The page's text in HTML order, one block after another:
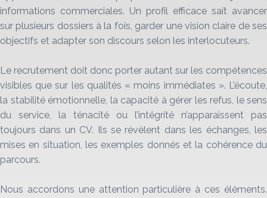
informations commerciales. Un profil efficace sait avancer
sur plusieurs dossiers à la fois, garder une vision claire de ses
objectifs et adapter son discours selon les interlocuteurs.
Le recrutement doit donc porter autant sur les compétences
visibles que sur les qualités « moins immédiates ». L’écoute,
la stabilité émotionnelle, la capacité à gérer les refus, le sens
du service, la ténacité ou l’intégrité n’apparaissent pas
toujours dans un CV. Ils se révèlent dans les échanges, les
mises en situation, les exemples donnés et la cohérence du
parcours.
Nous accordons une attention particulière à ces éléments.